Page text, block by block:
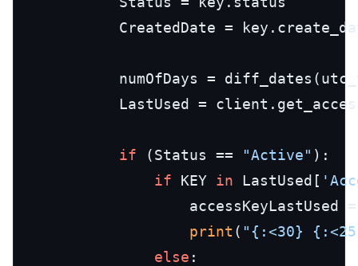
CreatedDate =
numOfDays =
LastUsed =
if (Status == "Active" ):
if KEY in LastUsed[
accessKeyLastUsed
print ( "{:<30}
else :